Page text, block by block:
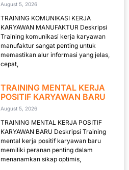
August 5, 2026
TRAINING KOMUNIKASI KERJA
KARYAWAN MANUFAKTUR Deskripsi
Training komunikasi kerja karyawan
manufaktur sangat penting untuk
memastikan alur informasi yang jelas,
cepat,
TRAINING MENTAL KERJA
POSITIF KARYAWAN BARU
August 5, 2026
TRAINING MENTAL KERJA POSITIF
KARYAWAN BARU Deskripsi Training
mental kerja positif karyawan baru
memiliki peranan penting dalam
menanamkan sikap optimis,